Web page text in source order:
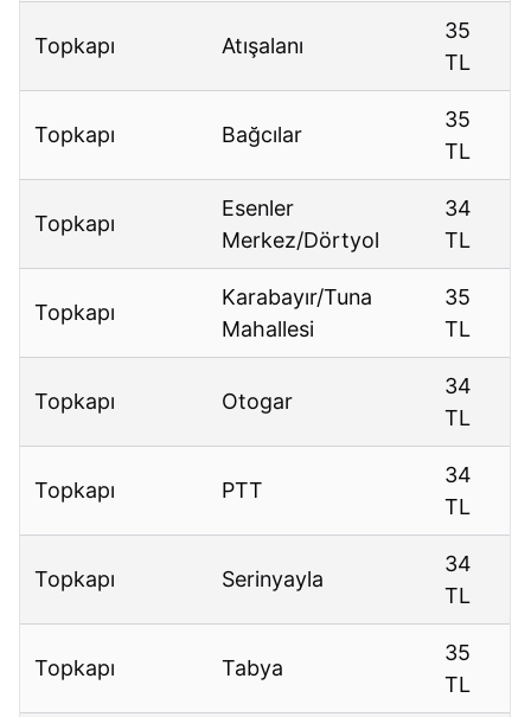
Topkapı Atışalanı
35
TL
Topkapı Bağcılar
35
TL
Topkapı
Esenler
Merkez/Dörtyol
34
TL
Topkapı
Karabayır/Tuna
Mahallesi
35
TL
Topkapı Otogar
34
TL
Topkapı PTT
34
TL
Topkapı Serinyayla
34
TL
Topkapı Tabya
35
TL